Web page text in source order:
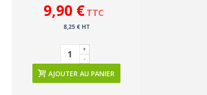
9,90 € TTC
8,25 € HT
-
+
AJOUTER AU PANIER